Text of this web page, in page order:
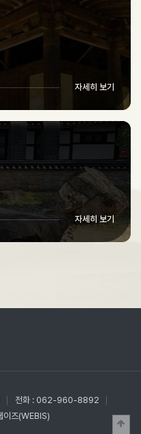
자세히 보기
자세히 보기
전화 : 062-960-8892
이즈(WEBIS)